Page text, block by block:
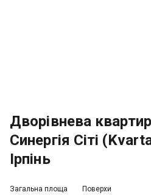
Дворівнева
Синергія Сіті
Ірпінь
Загальна площа Поверхи